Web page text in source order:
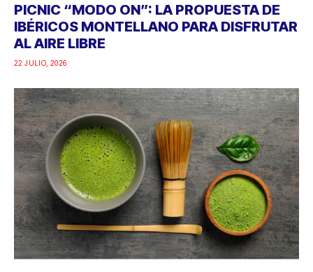
PICNIC “MODO ON”: LA PROPUESTA DE
IBÉRICOS MONTELLANO PARA DISFRUTAR
AL AIRE LIBRE
22 JULIO, 2026